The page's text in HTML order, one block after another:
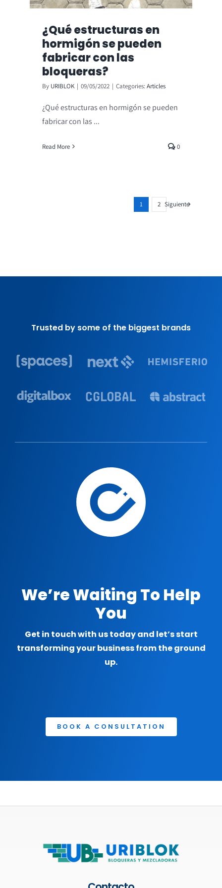
¿Qué estructuras en
hormigón se pueden
fabricar con las
bloqueras?
By URIBLOK | 09/05/2022 | Categories:Articles
¿Qué estructuras en hormigón se pueden
fabricar con las ...
Read More 0
1 2 Siguiente
Trusted by some of the biggest brands
We’re Waiting To Help
You
Get in touch with us today and let’s start
transforming your business from the ground
up.
BOOK A CONSULTATION